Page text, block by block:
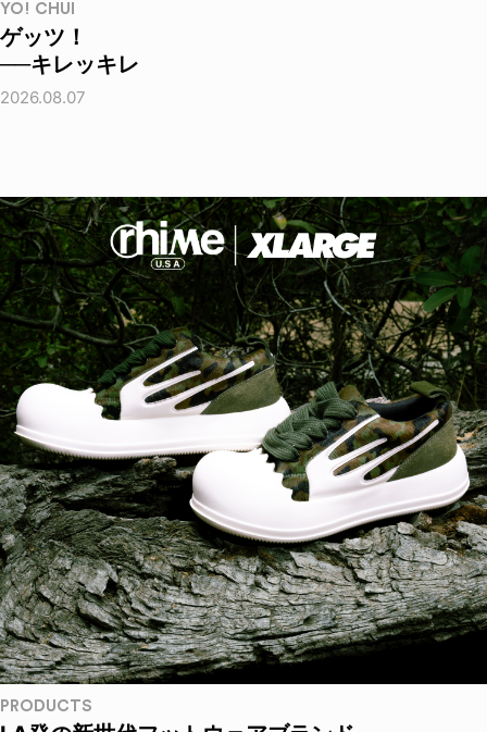
YO! CHUI
ゲッツ！
──キレッキレ
2026.08.07
PRODUCTS